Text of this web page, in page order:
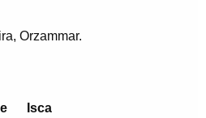
Orzammar.
Isca